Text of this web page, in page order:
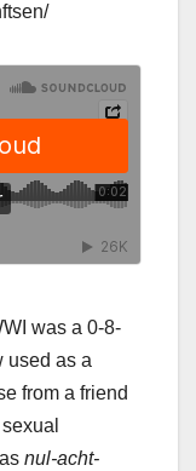
was a 0-8-
used as a
from a friend
nul-acht-